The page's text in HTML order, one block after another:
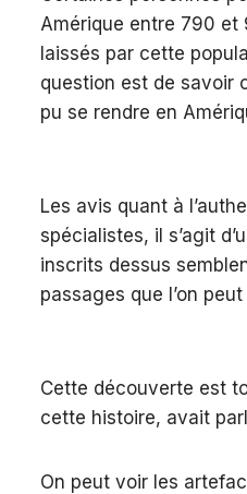
Amérique entre 790 et
laissés par cette
question est de savoir
pu se rendre en
Les avis quant à
spécialistes, il s’agit
inscrits dessus
passages que l’on
Cette découverte est
cette histoire, avait
On peut voir les